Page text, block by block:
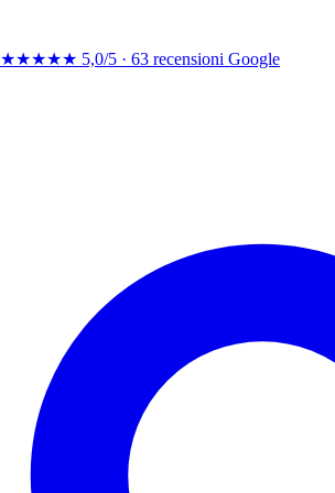
★★★★★ 5,0/5 · 63 recensioni Google